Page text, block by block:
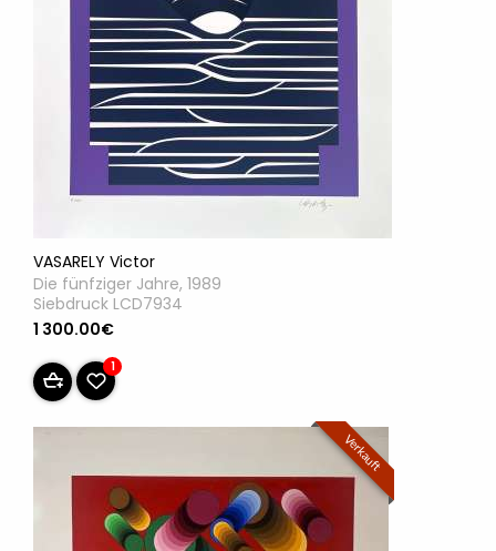
VASARELY Victor
Die fünfziger Jahre, 1989
Siebdruck LCD7934
1 300.00€
1
Verkauft